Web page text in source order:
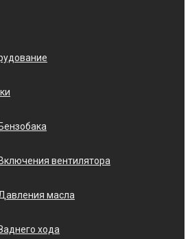
Бензобака
Включения вентилятора
масла
хода